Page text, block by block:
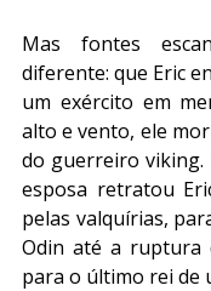
Mas fontes
diferente: que Eric
um exército em
alto e vento, ele
do guerreiro viking.
esposa retratou
pelas valquírias,
Odin até a ruptura
para o último rei de